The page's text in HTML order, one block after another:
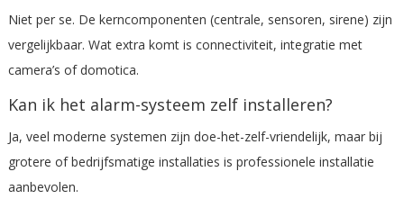
Niet per se. De kerncomponenten (centrale, sensoren, sirene) zijn
vergelijkbaar. Wat extra komt is connectiviteit, integratie met
camera’s of domotica.
Kan ik het alarm-systeem zelf installeren?
Ja, veel moderne systemen zijn doe-het-zelf-vriendelijk, maar bij
grotere of bedrijfsmatige installaties is professionele installatie
aanbevolen.